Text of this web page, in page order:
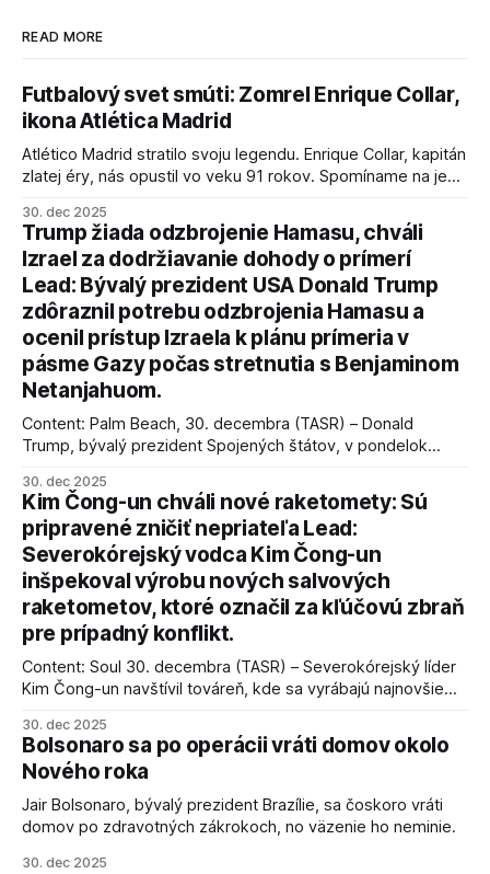
READ MORE
Futbalový svet smúti: Zomrel Enrique Collar,
ikona Atlética Madrid
Atlético Madrid stratilo svoju legendu. Enrique Collar, kapitán
zlatej éry, nás opustil vo veku 91 rokov. Spomíname na jeho
30. dec 2025
Trump žiada odzbrojenie Hamasu, chváli
Izrael za dodržiavanie dohody o prímerí
Lead: Bývalý prezident USA Donald Trump
zdôraznil potrebu odzbrojenia Hamasu a
ocenil prístup Izraela k plánu prímeria v
pásme Gazy počas stretnutia s Benjaminom
Netanjahuom.
Content: Palm Beach, 30. decembra (TASR) – Donald
Trump, bývalý prezident Spojených štátov, v pondelok
kľúčové pre úspešné dosiahnutie prímeria v Gaze. Agentúra
AFP informuje, že Trump vyjadril presvedčenie, že Izrael plní
podmienky dohody o prí
30. dec 2025
Kim Čong-un chváli nové raketomety: Sú
pripravené zničiť nepriateľa Lead:
Severokórejský vodca Kim Čong-un
inšpekoval výrobu nových salvových
raketometov, ktoré označil za kľúčovú zbraň
pre prípadný konflikt.
Content: Soul 30. decembra (TASR) – Severokórejský líder
Kim Čong-un navštívil továreň, kde sa vyrábajú najnovšie
schopnosti. Informovali o tom štátne médiá KĽDR, na ktoré
sa odvoláva agentúra AFP.
30. dec 2025
Bolsonaro sa po operácii vráti domov okolo
Nového roka
Jair Bolsonaro, bývalý prezident Brazílie, sa čoskoro vráti
domov po zdravotných zákrokoch, no väzenie ho neminie.
30. dec 2025